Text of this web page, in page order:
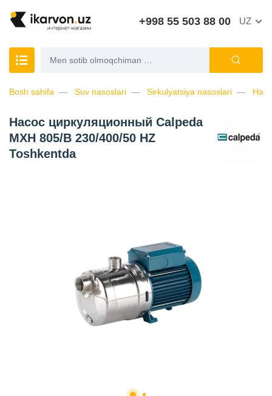
+998 55 503 88 00 UZ
Bosh sahifa Suv nasoslari Sirkulyatsiya nasoslari
Насос циркуляционный Calpeda
MXH 805/B 230/400/50 HZ
Toshkentda